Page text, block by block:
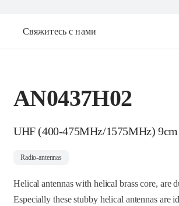
Свяжитесь с нами
AN0437H02
UHF (400-475MHz/1575MHz) 9cm
Radio-antennas
Helical antennas with helical brass core, are
Especially these stubby helical antennas are